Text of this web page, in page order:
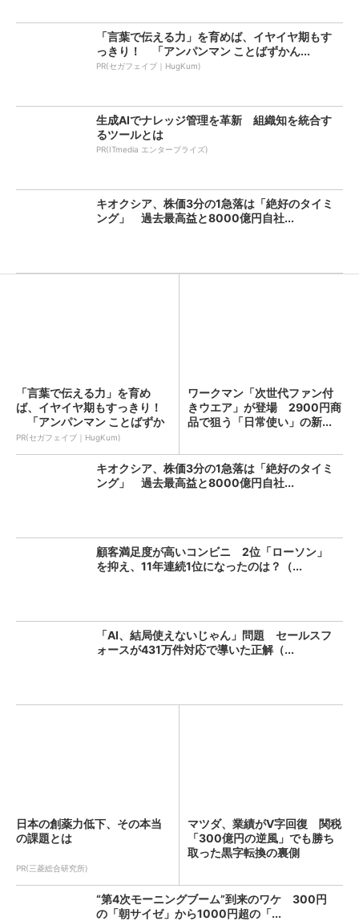
「言葉で伝える力」を育めば、イヤイヤ期もす
っきり！ 「アンパンマン ことばずかん...
PR(セガフェイブ｜HugKum)
生成AIでナレッジ管理を革新 組織知を統合す
るツールとは
PR(ITmedia エンタープライズ)
キオクシア、株価3分の1急落は「絶好のタイミ
ング」 過去最高益と8000億円自社...
「言葉で伝える力」を育め
ば、イヤイヤ期もすっきり！
「アンパンマン ことばずか
ん...
PR(セガフェイブ｜HugKum)
ワークマン「次世代ファン付
きウエア」が登場 2900円商
品で狙う「日常使い」の新...
キオクシア、株価3分の1急落は「絶好のタイミ
ング」 過去最高益と8000億円自社...
顧客満足度が高いコンビニ 2位「ローソン」
を抑え、11年連続1位になったのは？（...
「AI、結局使えないじゃん」問題 セールスフ
ォースが431万件対応で導いた正解（...
日本の創薬力低下、その本当
の課題とは
PR(三菱総合研究所)
マツダ、業績がV字回復 関税
「300億円の逆風」でも勝ち
取った黒字転換の裏側
“第4次モーニングブーム”到来のワケ 300円
の「朝サイゼ」から1000円超の「...